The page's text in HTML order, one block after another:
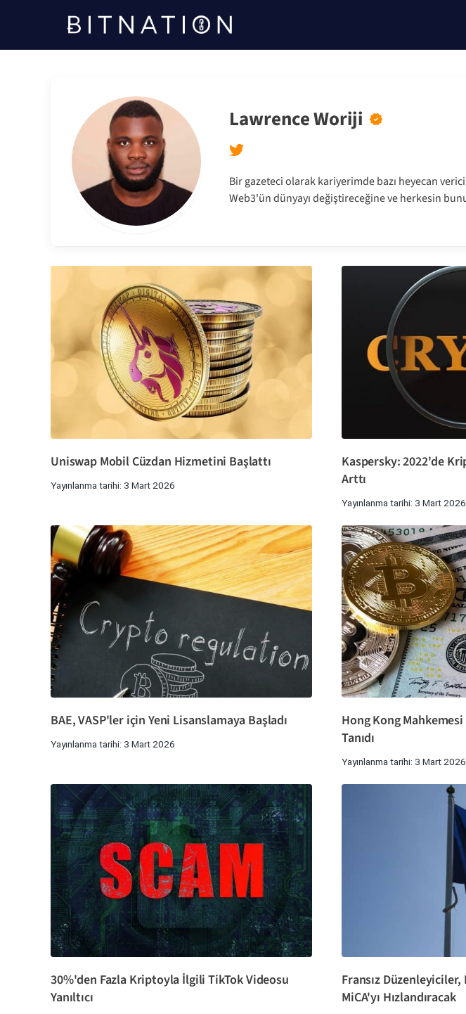
bitnasyon
Lawrence Woriji
Bir gazeteci olarak kariyerimde bazı heyecan
Web3'ün dünyayı değiştireceğine ve herkesin
Uniswap Mobil Cüzdan Hizmetini Başlattı
Yayınlanma tarihi: 3 Mart 2026
Kaspersky: 2022'de
Arttı
Yayınlanma tarihi: 3 Mart 2026
BAE, VASP'ler için Yeni Lisanslamaya Başladı
Yayınlanma tarihi: 3 Mart 2026
Hong Kong
Tanıdı
Yayınlanma tarihi: 3 Mart 2026
30%'den Fazla Kriptoyla İlgili TikTok Videosu
Yanıltıcı
Fransız
MiCA'yı Hızlandıracak